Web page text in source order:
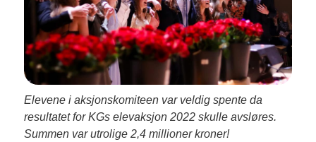
Elevene i aksjonskomiteen var veldig spente da
resultatet for KGs elevaksjon 2022 skulle avsløres.
Summen var utrolige 2,4 millioner kroner!